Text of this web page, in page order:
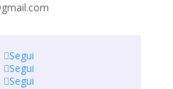
Segui
Segui
Segui